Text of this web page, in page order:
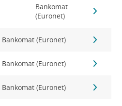
Bankomat
(Euronet)
Bankomat (Euronet)
Bankomat (Euronet)
Bankomat (Euronet)